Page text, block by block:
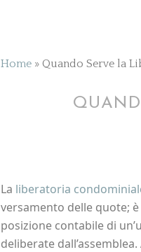
Home » Quando Serve la
La liberatoria
versamento delle quote;
posizione contabile di
deliberate